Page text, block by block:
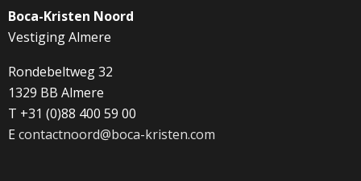
Boca-Kristen Noord
Vestiging Almere
Rondebeltweg 32
1329 BB Almere
T +31 (0)88 400 59 00
Econtactnoord@boca-kristen.com